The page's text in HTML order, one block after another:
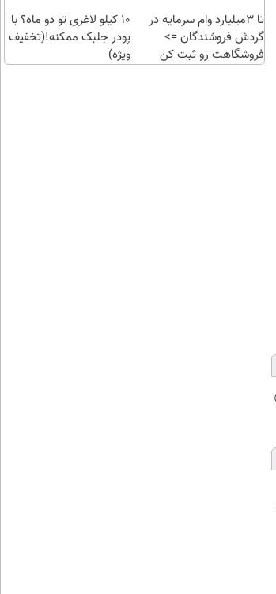
تا 3میلیارد وام سرمایه در
گردش فروشندگان =>
فروشگاهت رو ثبت کن
10 کیلو لاغری تو دو ماه؟ با
پودر جلبک ممکنه!(تخفیف
ویژه)